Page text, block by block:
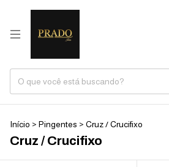
Início > Pingentes > Cruz / Crucifixo
Cruz / Crucifixo